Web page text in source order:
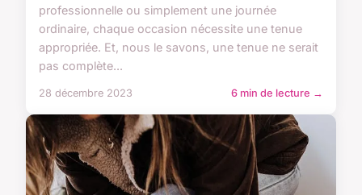
professionnelle ou simplement une journée
ordinaire, chaque occasion nécessite une tenue
appropriée. Et, nous le savons, une tenue ne serait
pas complète...
28 décembre 2023 6 min de lecture →